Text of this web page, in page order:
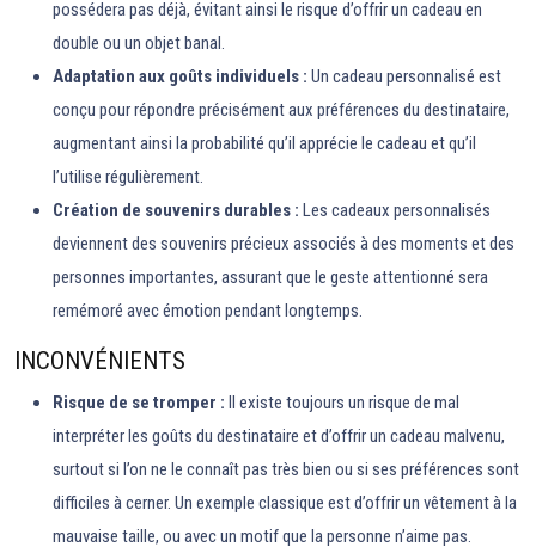
possédera pas déjà, évitant ainsi le risque d’offrir un cadeau en
double ou un objet banal.
Adaptation aux goûts individuels : Un cadeau personnalisé est
conçu pour répondre précisément aux préférences du destinataire,
augmentant ainsi la probabilité qu’il apprécie le cadeau et qu’il
l’utilise régulièrement.
Création de souvenirs durables : Les cadeaux personnalisés
deviennent des souvenirs précieux associés à des moments et des
personnes importantes, assurant que le geste attentionné sera
remémoré avec émotion pendant longtemps.
INCONVÉNIENTS
Risque de se tromper : Il existe toujours un risque de mal
interpréter les goûts du destinataire et d’offrir un cadeau malvenu,
surtout si l’on ne le connaît pas très bien ou si ses préférences sont
difficiles à cerner. Un exemple classique est d’offrir un vêtement à la
mauvaise taille, ou avec un motif que la personne n’aime pas.